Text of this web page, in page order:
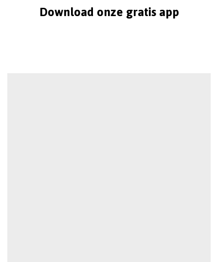
Download onze gratis app